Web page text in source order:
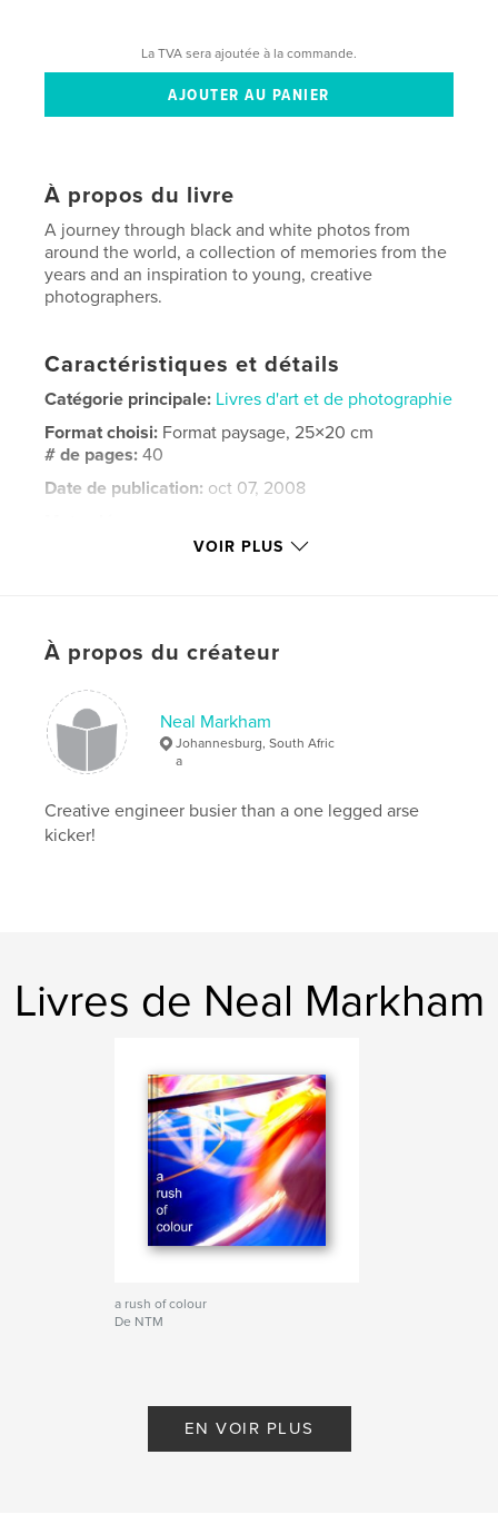
La TVA sera ajoutée à la commande.
À propos du livre
A journey through black and white photos from
around the world, a collection of memories from the
years and an inspiration to young, creative
photographers.
Caractéristiques et détails
Catégorie principale: Livres d'art et de photographie
Format choisi: Format paysage, 25×20 cm
# de pages:40
Date de publication: oct 07, 2008
South Africa ,
, light , contrast , texture
South
Spain , Wildcoast
VOIR PLUS
À propos du créateur
Neal Markham
Johannesburg, South Afric
a
Creative engineer busier than a one legged arse
kicker!
Livres de Neal Markham
a rush of colour
De NTM
EN VOIR PLUS